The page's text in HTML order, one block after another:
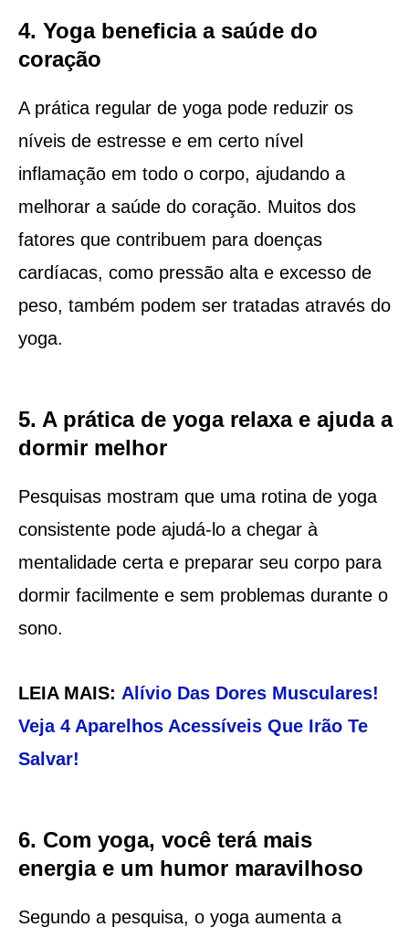
4. Yoga beneficia a saúde do
coração
A prática regular de yoga pode reduzir os
níveis de estresse e em certo nível
inflamação em todo o corpo, ajudando a
melhorar a saúde do coração. Muitos dos
fatores que contribuem para doenças
cardíacas, como pressão alta e excesso de
peso, também podem ser tratadas através do
yoga.
5. A prática de yoga relaxa e ajuda a
dormir melhor
Pesquisas mostram que uma rotina de yoga
consistente pode ajudá-lo a chegar à
mentalidade certa e preparar seu corpo para
dormir facilmente e sem problemas durante o
sono.
LEIA MAIS: Alívio Das Dores Musculares!
Veja 4 Aparelhos Acessíveis Que Irão Te
Salvar!
6. Com yoga, você terá mais
energia e um humor maravilhoso
Segundo a pesquisa, o yoga aumenta a